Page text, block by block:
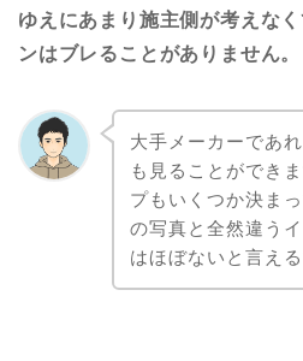
ゆえにあまり施主側が考えな
ンはブレることがありません。
大手メーカーであ
も見ることができ
プもいくつか決ま
の写真と全然違う
はほぼないと言える